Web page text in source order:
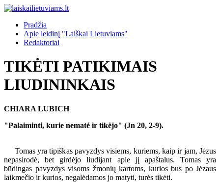
Pradžia
Apie leidinį "Laiškai Lietuviams"
Redaktoriai
TIKĖTI PATIKIMAIS
LIUDININKAIS
CHIARA LUBICH
"Palaiminti, kurie nematė ir tikėjo" (Jn 20, 2-9).
Tomas yra tipiškas pavyzdys visiems, kuriems, kaip ir jam, Jėzus
nepasirodė, bet girdėjo liudijant apie jį apaštalus. Tomas yra
būdingas pavyzdys visoms žmonių kartoms, kurios bus po Jėzaus
laikmečio ir kurios, negalėdamos jo matyti, turės tikėti.